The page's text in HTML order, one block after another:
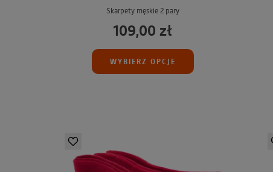
Skarpety męskie 2 pary
109,00 zł
WYBIERZ OPCJE